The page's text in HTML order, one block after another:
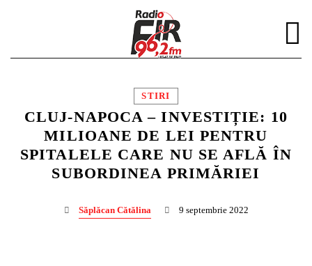
CAUTA IN SITE:
DISTRIBUIE PAGINA PE:
Twitter
STIRI
CLUJ-NAPOCA – INVESTIȚIE: 10
MILIOANE DE LEI PENTRU
SPITALELE CARE NU SE AFLĂ ÎN
SUBORDINEA PRIMĂRIEI
Săplăcan Cătălina 9 septembrie 2022